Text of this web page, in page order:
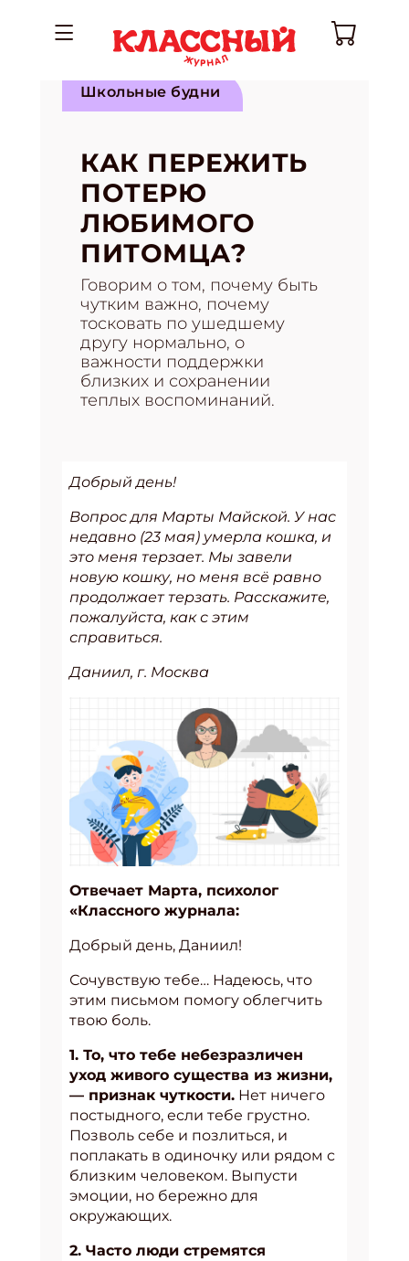
Школьные будни
КАК ПЕРЕЖИТЬ
ПОТЕРЮ
ЛЮБИМОГО
ПИТОМЦА?
Говорим о том, почему быть
чутким важно, почему
тосковать по ушедшему
другу нормально, о
важности поддержки
близких и сохранении
теплых воспоминаний.
Добрый день!
Вопрос для Марты Майской. У нас
недавно (23 мая) умерла кошка, и
это меня терзает. Мы завели
новую кошку, но меня всё равно
продолжает терзать. Расскажите,
пожалуйста, как с этим
справиться.
Даниил, г. Москва
Отвечает Марта, психолог
«Классного журнала:
Добрый день, Даниил!
Сочувствую тебе… Надеюсь, что
этим письмом помогу облегчить
твою боль.
1. То, что тебе небезразличен
уход живого существа из жизни,
— признак чуткости. Нет ничего
постыдного, если тебе грустно.
Позволь себе и позлиться, и
поплакать в одиночку или рядом с
близким человеком. Выпусти
эмоции, но бережно для
окружающих.
2. Часто люди стремятся